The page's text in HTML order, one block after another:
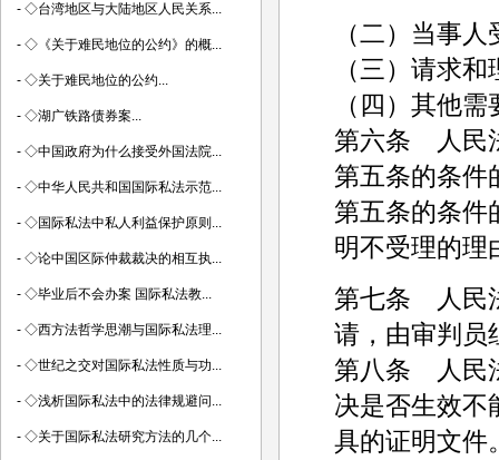
（二）当事
（三）请求
（四）其他
第六条 人民
第五条的条件
第五条的条件
明不受理的理
第七条 人民
请，由审判员
第八条 人民
决是否生效不
具的证明文件
- ◇台湾地区与大陆地区人民关系...
- ◇《关于难民地位的公约》的概...
- ◇关于难民地位的公约...
- ◇湖广铁路债券案...
- ◇中国政府为什么接受外国法院...
- ◇中华人民共和国国际私法示范...
- ◇国际私法中私人利益保护原则...
- ◇论中国区际仲裁裁决的相互执...
- ◇毕业后不会办案 国际私法教...
- ◇西方法哲学思潮与国际私法理...
- ◇世纪之交对国际私法性质与功...
- ◇浅析国际私法中的法律规避问...
- ◇关于国际私法研究方法的几个...